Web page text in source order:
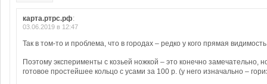
карта.ртрс.рф:
03.06.2019 в 12:47
Так в том-то и проблема, что в городах – редко у кого прямая
Поэтому эксперименты с козьей ножкой – это конечно
готовое простейшее кольцо с усами за 100 р. (у него изначально –